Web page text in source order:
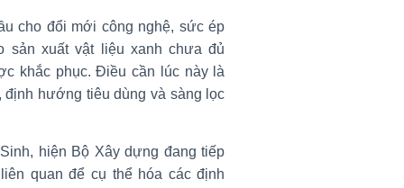
cho đổi mới công nghệ, sức ép
sản xuất vật liệu xanh chưa đủ
khắc phục. Điều cần lúc này là
hướng tiêu dùng và sàng lọc
hiện Bộ Xây dựng đang tiếp
quan để cụ thể hóa các định